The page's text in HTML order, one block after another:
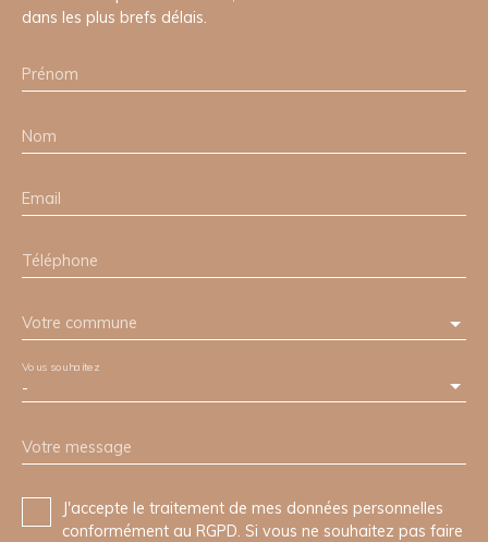
dans les plus brefs délais.
Prénom
Nom
Email
Téléphone
Votre commune
-
Vous souhaitez
Votre message
J'accepte le traitement de mes données personnelles
conformément au RGPD. Si vous ne souhaitez pas faire